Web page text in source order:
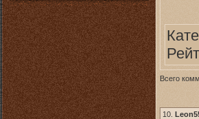
Всего
10.